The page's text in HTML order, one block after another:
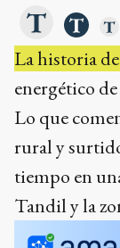
La historia
energético
Lo que
rural y
tiempo en
Tandil y la